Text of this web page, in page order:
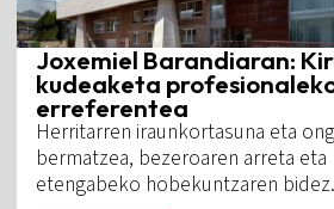
Joxemiel Barandiaran:
kudeaketa
erreferentea
Herritarren iraunkortasuna eta
bermatzea, bezeroaren arreta eta
etengabeko hobekuntzaren bidez.